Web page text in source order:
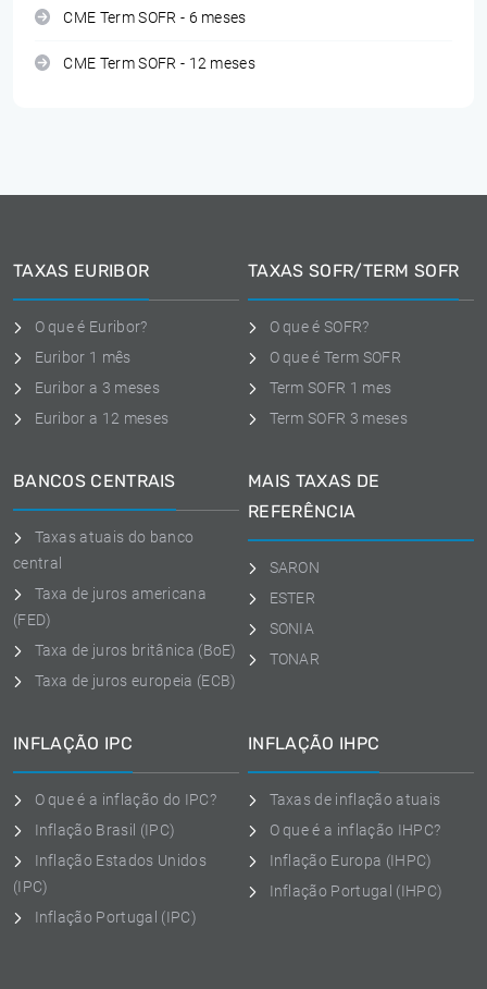
CME Term SOFR - 6 meses
CME Term SOFR - 12 meses
TAXAS EURIBOR
O que é Euribor?
Euribor 1 mês
Euribor a 3 meses
Euribor a 12 meses
TAXAS SOFR/TERM SOFR
O que é SOFR?
O que é Term SOFR
Term SOFR 1 mes
Term SOFR 3 meses
BANCOS CENTRAIS
Taxas atuais do banco
central
Taxa de juros americana
(FED)
Taxa de juros britânica (BoE)
Taxa de juros europeia (ECB)
MAIS TAXAS DE
REFERÊNCIA
SARON
ESTER
SONIA
TONAR
INFLAÇÃO IPC
O que é a inflação do IPC?
Inflação Brasil (IPC)
Inflação Estados Unidos
(IPC)
Inflação Portugal (IPC)
INFLAÇÃO IHPC
Taxas de inflação atuais
O que é a inflação IHPC?
Inflação Europa (IHPC)
Inflação Portugal (IHPC)